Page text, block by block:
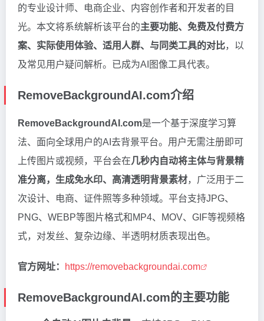
的专业设计师、电商企业、内容创作者和开发者的目
光。本文将系统解析该平台的主要功能、免费及付费方
案、实际使用体验、适用人群、与同类工具的对比，以
及常见用户疑问解析。已成为AI图像工具代表。
RemoveBackgroundAI.com介绍
RemoveBackgroundAI.com是一个基于深度学习算
法、面向全球用户的AI去背景平台。用户无需注册即可
上传图片或视频，平台会在几秒内自动将主体与背景精
准分离，生成免水印、高清透明背景素材，广泛用于二
次设计、电商、证件照等多种领域。平台支持JPG、
PNG、WEBP等图片格式和MP4、MOV、GIF等视频格
式，对发丝、复杂边缘、半透明材质表现出色。
官方网址： https://removebackgroundai.com
RemoveBackgroundAI.com的主要功能